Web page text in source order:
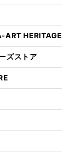
ART HERITAGE
ズストア